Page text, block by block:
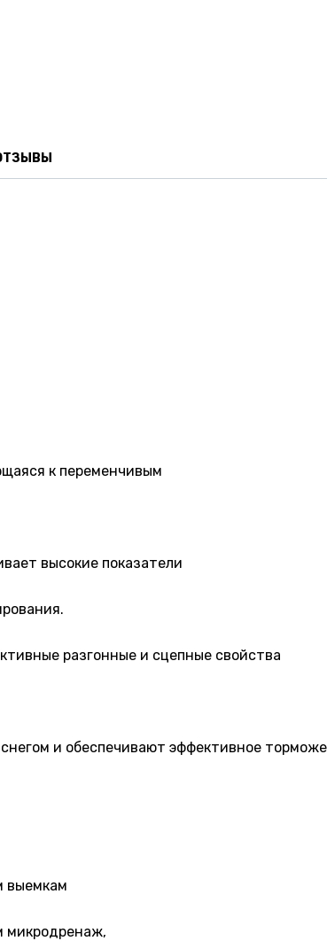
к переменчивым
высокие показатели
разгонные и сцепные свойства
и обеспечивают эффективное
выемкам
микродренаж,